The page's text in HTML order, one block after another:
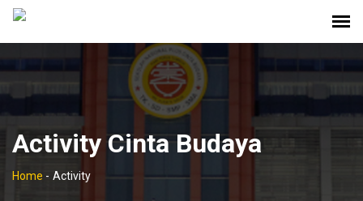
Activity Cinta Budaya
Home - Activity